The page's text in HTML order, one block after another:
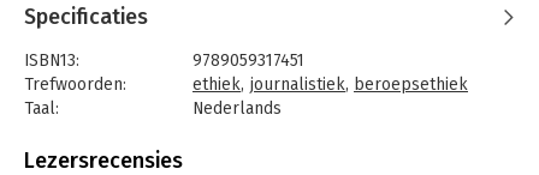
journalistiek? Houdt iedereen zich daaraan? Bestaat er één
journalistieke ethiek voor alle redacties of bepaalt elke
redactie zelf de spelregels? Kun je met journalisten afspraken
maken? Waarover wel en waarover niet? Moeten journalisten
altijd zeggen wie ze zijn en wat ze doen? Verandert het
beschermen? Je kunt toch alles in een handomdraai te weten
Specificaties
ISBN13:
9789059317451
Trefwoorden:
ethiek, journalistiek, beroepsethiek
Taal:
Nederlands
Uitgever:
Lezersrecensies